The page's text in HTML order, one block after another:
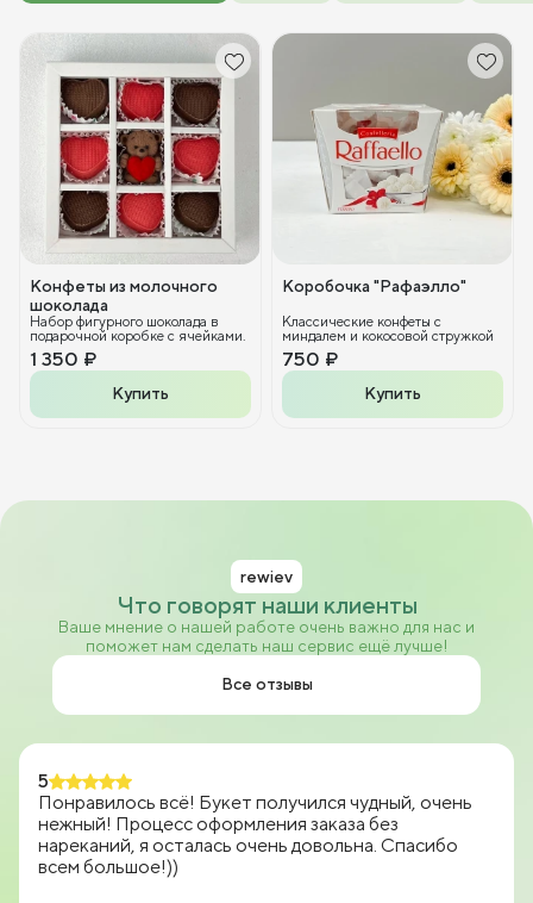
Конфеты из молочного
шоколада
Набор фигурного шоколада в
подарочной коробке с ячейками.
1 350 ₽
Купить
Коробочка "Рафаэлло"
Классические конфеты с
миндалем и кокосовой стружкой
750 ₽
Купить
Что говорят наши клиенты
rewiev
Ваше мнение о нашей работе очень важно для нас и
поможет нам сделать наш сервис ещё лучше!
Все отзывы
5
Понравилось всё! Букет получился чудный, очень
нежный! Процесс оформления заказа без
нареканий, я осталась очень довольна. Спасибо
всем большое!))